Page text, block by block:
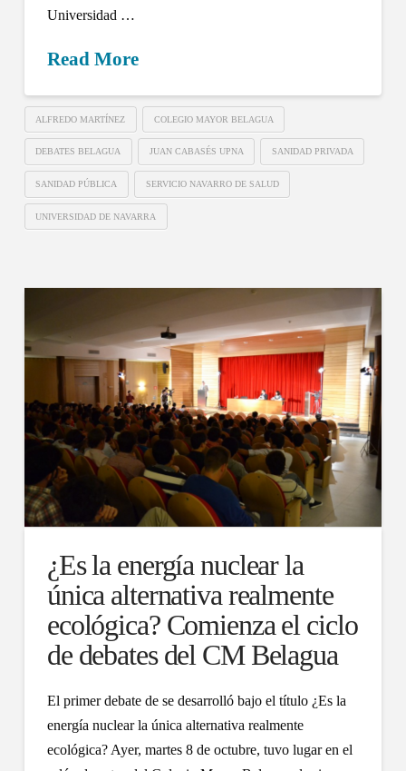
Universidad …
Read More
ALFREDO MARTÍNEZ COLEGIO MAYOR BELAGUA
DEBATES BELAGUA JUAN CABASÉS UPNA SANIDAD PRIVADA
SANIDAD PÚBLICA SERVICIO NAVARRO DE SALUD
UNIVERSIDAD DE NAVARRA
¿Es la energía nuclear la
única alternativa realmente
ecológica? Comienza el ciclo
de debates del CM Belagua
El primer debate de se desarrolló bajo el título ¿Es la
energía nuclear la única alternativa realmente
ecológica? Ayer, martes 8 de octubre, tuvo lugar en el